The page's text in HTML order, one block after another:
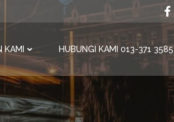
KAMI HUBUNGI KAMI 013-371 3585